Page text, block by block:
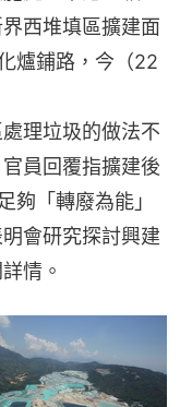
西堆填區擴建面
爐鋪路，今（22
理垃圾的做法不
員回覆指擴建後
「轉廢為能」
會研究探討興建
情。